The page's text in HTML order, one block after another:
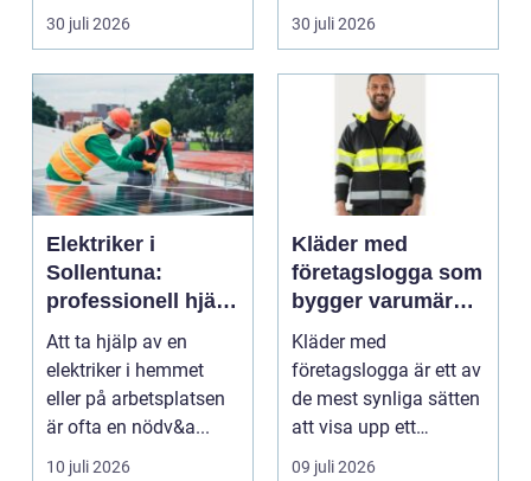
riskutbild...
30 juli 2026
veterinärmedicin. När
blod...
30 juli 2026
Elektriker i
Sollentuna:
professionell hjälp
när du behöver det
Att ta hjälp av en
elektriker i hemmet
eller på arbetsplatsen
är ofta en nödv&a...
10 juli 2026
Kläder med
företagslogga som
bygger varumärke
i vardagen
Kläder med
företagslogga är ett av
de mest synliga sätten
att visa upp ett
varum...
09 juli 2026